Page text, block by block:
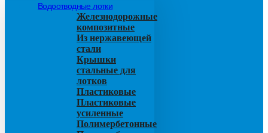
Водоотводные лотки
Железнодорожные
композитные
Из нержавеющей
стали
Крышки
стальные для
лотков
Пластиковые
Пластиковые
усиленные
Полимербетонные